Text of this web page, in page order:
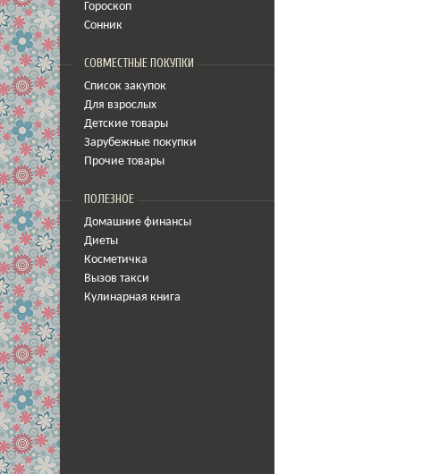
Гороскоп
Сонник
СОВМЕСТНЫЕ ПОКУПКИ
Список закупок
Для взрослых
Детские товары
Зарубежные покупки
Прочие товары
ПОЛЕЗНОЕ
Домашние финансы
Диеты
Косметичка
Вызов такси
Кулинарная книга